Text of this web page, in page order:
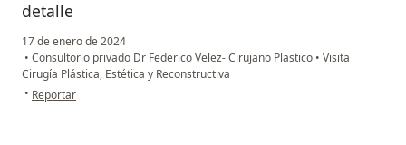
detalle
17 de enero de 2024
• Consultorio privado Dr Federico Velez- Cirujano Plastico • Visita
Cirugía Plástica, Estética y Reconstructiva
• en opinión del usuario JMQ
Reportar